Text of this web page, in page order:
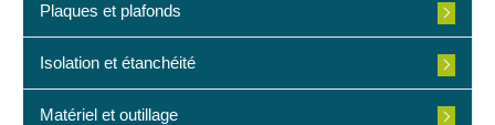
Plaques et plafonds
Isolation et étanchéité
Matériel et outillage